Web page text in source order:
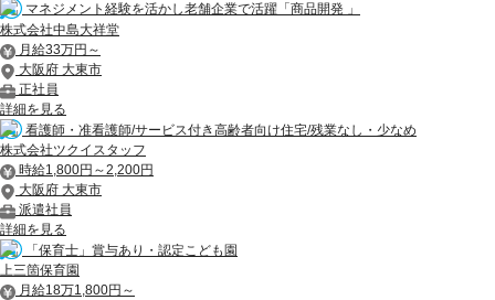
マネジメント経験を活かし老舗企業で活躍「商品開発 」
株式会社中島大祥堂
月給33万円～
大阪府 大東市
正社員
詳細を見る
看護師・准看護師/サービス付き高齢者向け住宅/残業なし・少なめ
株式会社ツクイスタッフ
時給1,800円～2,200円
大阪府 大東市
派遣社員
詳細を見る
「保育士」賞与あり・認定こども園
上三箇保育園
月給18万1,800円～